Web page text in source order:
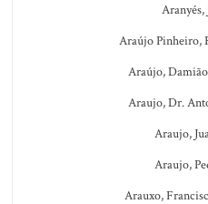
Aranyés,
Araújo Pinheiro,
Araújo,
Araujo, Dr.
Araujo,
Araujo,
Arauxo,